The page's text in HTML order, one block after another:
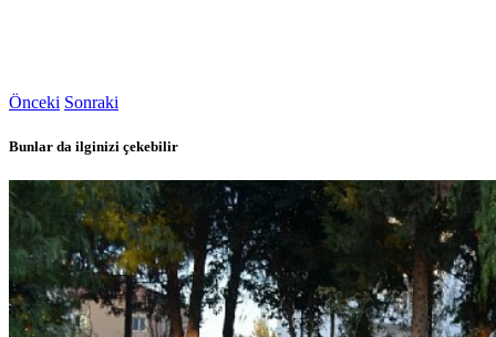
Önceki Sonraki
Bunlar da ilginizi çekebilir